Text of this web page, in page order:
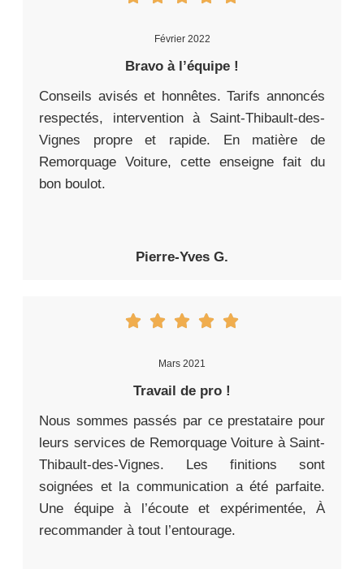
Février 2022
Bravo à l’équipe !
Conseils avisés et honnêtes. Tarifs annoncés
respectés, intervention à Saint-Thibault-des-
Vignes propre et rapide. En matière de
Remorquage Voiture, cette enseigne fait du
bon boulot.
Pierre-Yves G.
Mars 2021
Travail de pro !
Nous sommes passés par ce prestataire pour
leurs services de Remorquage Voiture à Saint-
Thibault-des-Vignes. Les finitions sont
soignées et la communication a été parfaite.
Une équipe à l’écoute et expérimentée, À
recommander à tout l’entourage.